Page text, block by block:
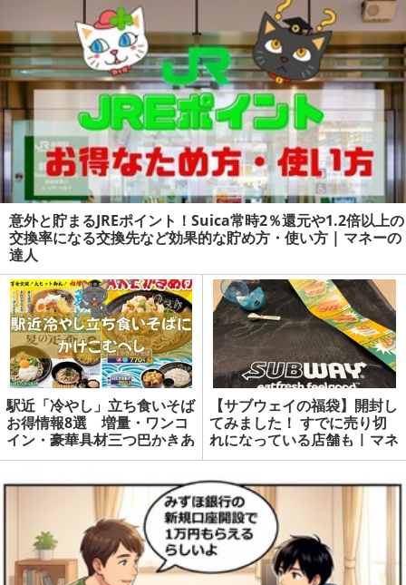
意外と貯まるJREポイント！Suica常時2％還元や1.2倍以上の
交換率になる交換先など効果的な貯め方・使い方 | マネーの
達人
駅近「冷やし」立ち食いそば
お得情報8選 増量・ワンコ
イン・豪華具材三つ巴かきあ
げ・スタンプラリーなど | マ
【サブウェイの福袋】開封し
てみました！ すでに売り切
れになっている店舗も | マネ
ーの達人